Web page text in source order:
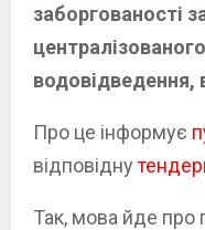
заборгованості
водовідведення,
Про це інформує
відповідну
Так, мова йде про